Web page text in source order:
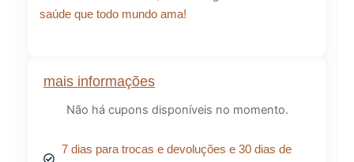
mais informações
Não há cupons disponíveis no momento.
7 dias para trocas e devoluções e 30 dias de
saúde que todo mundo ama!